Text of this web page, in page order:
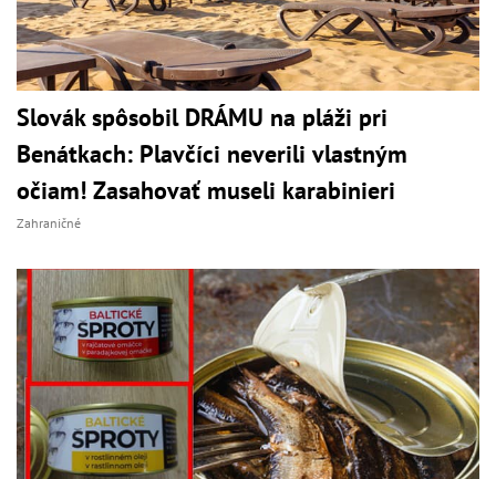
Slovák spôsobil DRÁMU na pláži pri
Benátkach: Plavčíci neverili vlastným
očiam! Zasahovať museli karabinieri
Zahraničné